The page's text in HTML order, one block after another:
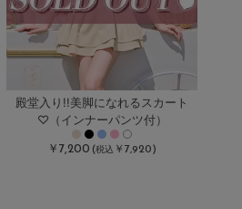
殿堂入り!!美脚になれるスカート
♡（インナーパンツ付）
￥7,200 (税込 ￥7,920)